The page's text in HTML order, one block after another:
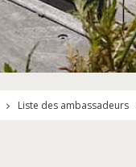
Liste des ambassadeurs